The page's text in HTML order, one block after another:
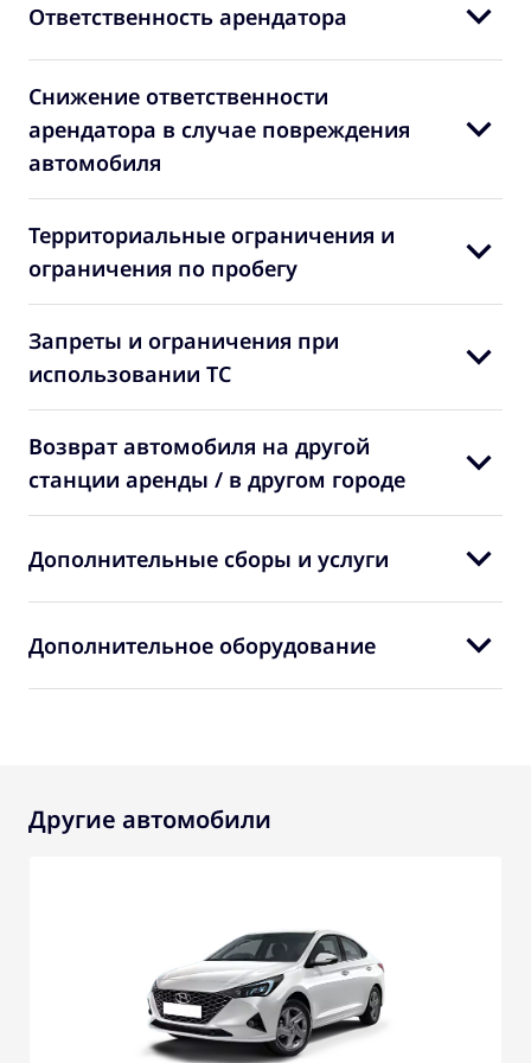
Ответственность арендатора
Снижение ответственности
арендатора в случае повреждения
автомобиля
Территориальные ограничения и
ограничения по пробегу
Запреты и ограничения при
использовании ТС
Возврат автомобиля на другой
станции аренды / в другом городе
Дополнительные сборы и услуги
Дополнительное оборудование
Другие автомобили